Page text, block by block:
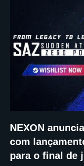
NEXON
com
para o final de